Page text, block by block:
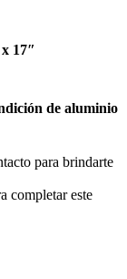
17″
de aluminio
para brindarte
completar este